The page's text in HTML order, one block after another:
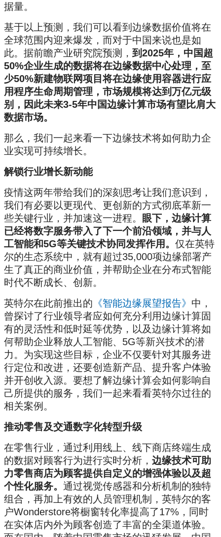
据量。
基于以上预测，我们可以看到边缘数据价值将在
全球范围内迎来爆发，而对于中国来说也是如
此。据前瞻产业研究院预测， 到2025年，中国超
50%企业生成的数据将在边缘数据中心处理，至
少50%新建物联网项目将在边缘使用容器进行应
用程序生命周期管理，市场规模将达到万亿元级
别，因此未来3-5年中国边缘计算市场有望比肩大
数据市场。
那么，我们一起来看一下边缘技术将如何助力企
业实现可持续增长。
解锁行业增长新动能
疫情这两年带给我们的深刻思考让我们意识到，
我们有必要以更现代、更创新的方式彻底革新一
些关键行业，并加速这一进程。
眼下，边缘计算
已经将数字服务带入了下一个前沿领域，并与人
工智能和5G等关键技术协同发挥作用。 仅在英特
尔的生态系统中，就有超过35,000项边缘部署产
生了真正的商业价值，并帮助企业在分布式智能
时代不断成长、创新。
英特尔在此前推出的 《智能边缘展望报告》 中，
曾探讨了行业领导者应如何充分利用边缘计算固
有的灵活性和低时延等优势，以及边缘计算将如
何帮助企业释放人工智能、5G等新兴技术的潜
力。为实现这些目标，企业不仅要针对其服务进
行定位和改进，还要创造新产品、提升客户体验
并开创收入源。要想了解边缘计算会如何影响自
己所提供的服务，我们一起来看看英特尔过往的
相关案例。
推动零售及交通数字化转型升级
在零售行业，通过利用线上、线下商店终端生成
的数据对顾客行为进行实时分析， 边缘技术可助
力零售商店为顾客提供自定义的增强体验以及超
个性化服务。 通过视觉传感器和分析机制的独特
组合，再加上有效的人员管理机制，英特尔的客
户Wonderstore将橱窗转化率提高了17%，同时
在实体店内外为顾客创造了丰富的全渠道体验。